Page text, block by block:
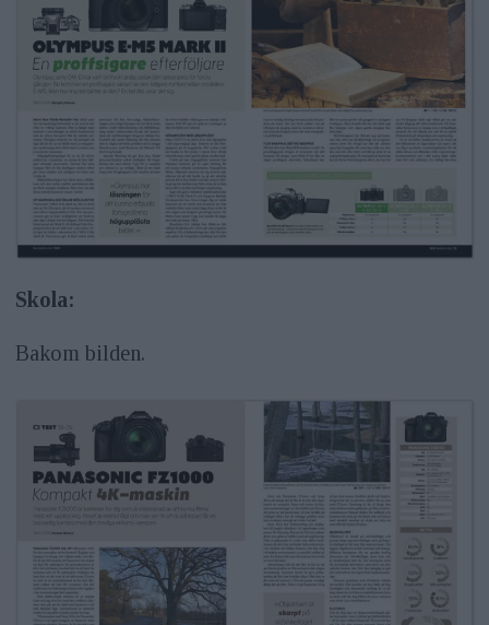
Skola:
Bakom bilden.